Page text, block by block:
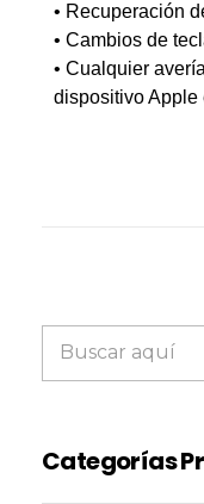
• Recuperación
• Cambios de
• Cualquier
dispositivo Apple
Categorías